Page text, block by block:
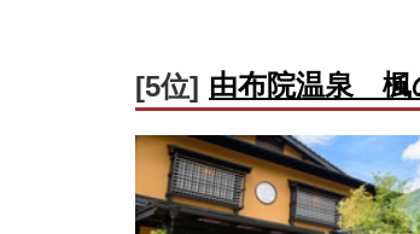
[5位] 由布院温泉 楓